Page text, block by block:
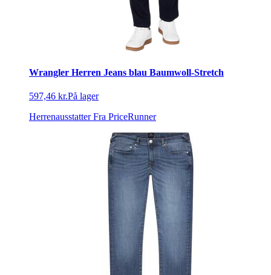
Wrangler Herren Jeans blau Baumwoll-Stretch
597,46 kr.På lager
Herrenausstatter Fra PriceRunner